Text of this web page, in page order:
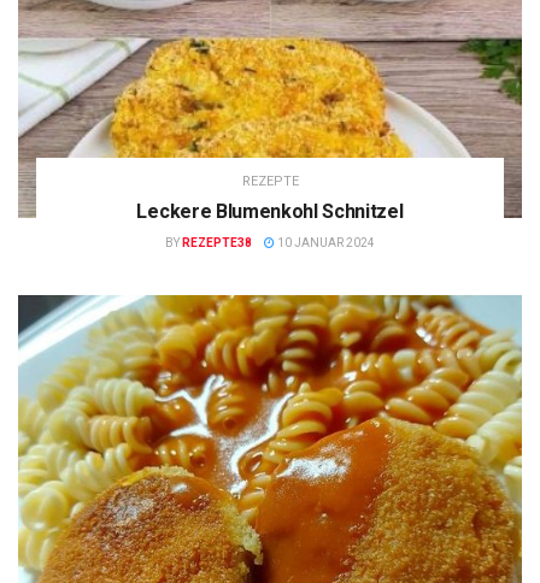
REZEPTE
Leckere Blumenkohl Schnitzel
BY REZEPTE38 10 JANUAR 2024